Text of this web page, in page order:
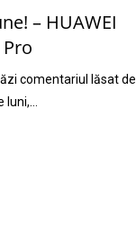
– HUAWEI
comentariul lăsat de